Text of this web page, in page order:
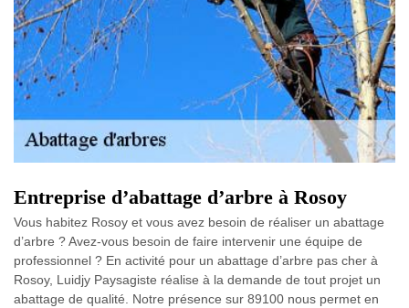
Entreprise d’abattage d’arbre à Rosoy
Vous habitez Rosoy et vous avez besoin de réaliser un abattage
d’arbre ? Avez-vous besoin de faire intervenir une équipe de
professionnel ? En activité pour un abattage d’arbre pas cher à
Rosoy, Luidjy Paysagiste réalise à la demande de tout projet un
abattage de qualité. Notre présence sur 89100 nous permet en